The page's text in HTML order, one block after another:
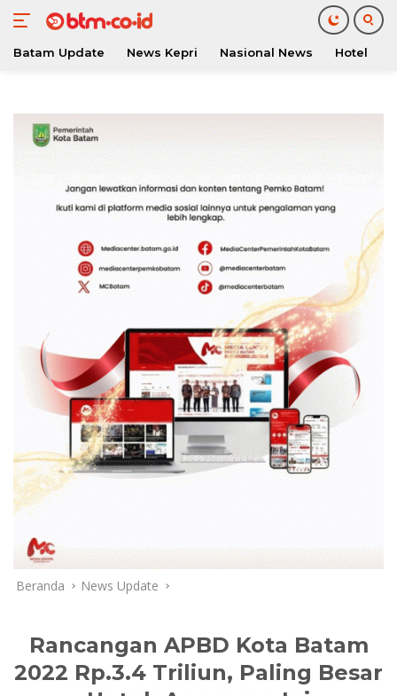
konten
Batam Update News Kepri Nasional News Hotel
Beranda News Update
Rancangan APBD Kota Batam
2022 Rp.3.4 Triliun, Paling Besar